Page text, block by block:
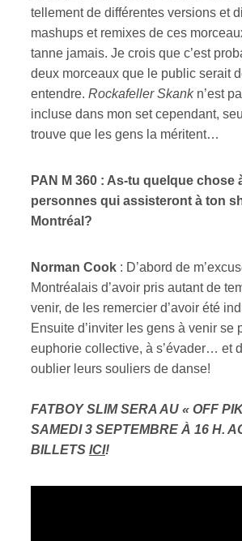
tellement de différentes versions et
mashups et remixes de ces
tanne jamais. Je crois que c’est
deux morceaux que le public serait
entendre. Rockafeller Skank n’est
incluse dans mon set cependant,
trouve que les gens la méritent…
PAN M 360 : As-tu quelque chose
personnes qui assisteront à ton
Montréal?
Norman Cook : D’abord de
Montréalais d’avoir pris autant de
venir, de les remercier d’avoir été
Ensuite d’inviter les gens à venir se
euphorie collective, à s’évader… et
oublier leurs souliers de danse!
FATBOY SLIM SERA AU « OFF
SAMEDI 3 SEPTEMBRE À 16 H.
BILLETS ICI!